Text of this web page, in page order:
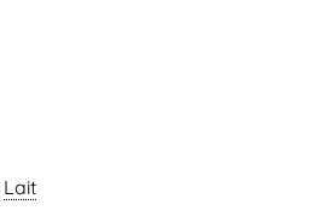
Lait